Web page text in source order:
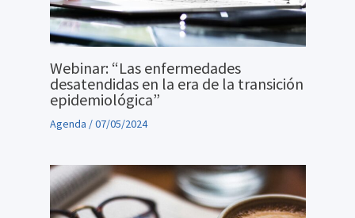
Webinar: “Las enfermedades
desatendidas en la era de la transición
epidemiológica”
Agenda /07/05/2024